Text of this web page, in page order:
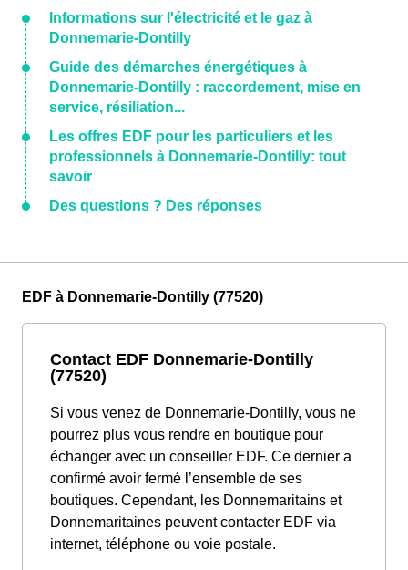
Informations sur l'électricité et le gaz à
Donnemarie-Dontilly
Guide des démarches énergétiques à
Donnemarie-Dontilly : raccordement, mise en
service, résiliation...
Les offres EDF pour les particuliers et les
professionnels à Donnemarie-Dontilly: tout
savoir
Des questions ? Des réponses
EDF à Donnemarie-Dontilly (77520)
Contact EDF Donnemarie-Dontilly
(77520)
Si vous venez de Donnemarie-Dontilly, vous ne
pourrez plus vous rendre en boutique pour
échanger avec un conseiller EDF. Ce dernier a
confirmé avoir fermé l’ensemble de ses
boutiques. Cependant, les Donnemaritains et
Donnemaritaines peuvent contacter EDF via
internet, téléphone ou voie postale.